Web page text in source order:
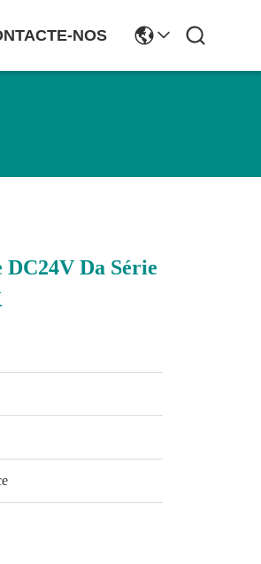
NOS
DC24V Da Série